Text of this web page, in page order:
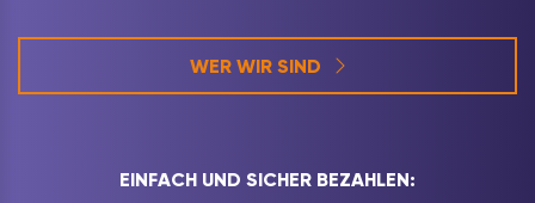
WER WIR SIND
EINFACH UND SICHER BEZAHLEN: